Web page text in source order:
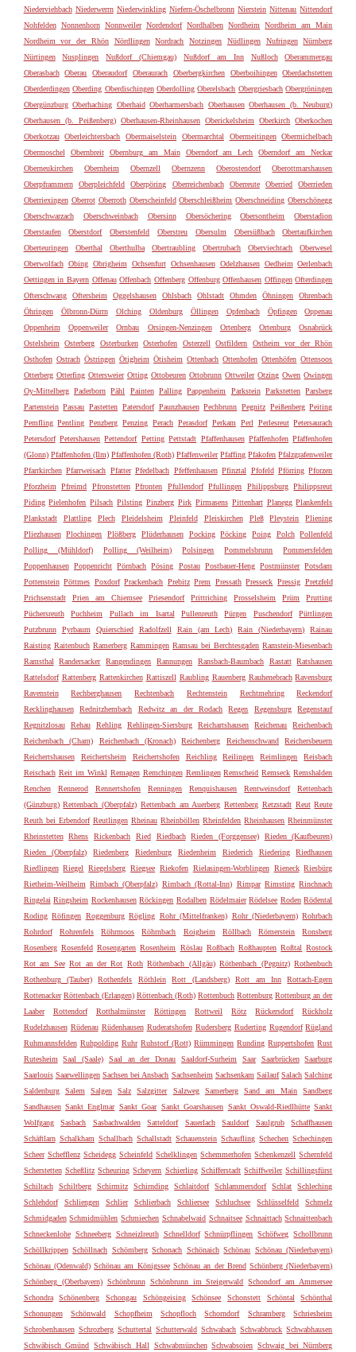
Niederviehbach Niederwerrn Niederwinkling Niefern-Öschelbronn Nierstein Nittenau Nittendorf
Nohfelden Nonnenhorn Nonnweiler Nordendorf Nordhalben Nordheim
Nordheim am Main
Nordheim vor der Rhön
Nördlingen Nordrach Notzingen Nüdlingen Nufringen
Nürnberg
Nürtingen
Nusplingen Nußdorf (Chiemgau) Nußdorf am Inn Nußloch
Oberammergau
Oberasbach
Oberau Oberaudorf Oberaurach Oberbergkirchen Oberboihingen
Oberdachstetten
Oberderdingen Oberding Oberdischingen Oberdolling Oberelsbach Obergriesbach Obergröningen
Obergünzburg Oberhaching Oberhaid Oberharmersbach Oberhausen Oberhausen (b. Neuburg)
Oberhausen (b. Peißenberg) Oberhausen-Rheinhausen Oberickelsheim Oberkirch Oberkochen
Oberkotzau
Oberleichtersbach Obermaiselstein Obermarchtal Obermeitingen
Obermichelbach
Obermoschel
Obernbreit Obernburg am Main Oberndorf am Lech
Oberndorf am Neckar
Oberneukirchen
Obernheim Obernzell Obernzenn Oberostendorf
Oberottmarshausen
Oberpframmern
Oberpleichfeld Oberpöring Oberreichenbach Oberreute Oberried
Oberrieden
Oberriexingen Oberrot Oberroth Oberscheinfeld Oberschleißheim Oberschneiding Oberschönegg
Oberschwarzach
Oberschweinbach Obersinn Obersöchering Obersontheim
Oberstadion
Oberstaufen
Oberstdorf Oberstenfeld Oberstreu Obersulm Obersüßbach
Obertaufkirchen
Oberteuringen
Oberthal Oberthulba Obertraubling Obertrubach Oberviechtach
Oberwesel
Oberwolfach Obing Obrigheim Ochsenfurt Ochsenhausen Odelzhausen Oedheim Oerlenbach
Oettingen in Bayern Offenau Offenbach Offenberg Offenburg Offenhausen Offingen Ofterdingen
Ofterschwang
Oftersheim Oggelshausen Ohlsbach Ohlstadt Ohmden Öhningen
Ohrenbach
Öhringen
Ölbronn-Dürrn Olching Oldenburg Öllingen Opfenbach Öpfingen
Oppenau
Oppenheim
Oppenweiler Ornbau Orsingen-Nenzingen Ortenberg Ortenburg
Osnabrück
Ostelsheim
Osterberg Osterburken Osterhofen Osterzell Ostfildern
Ostheim vor der Rhön
Osthofen Ostrach Östringen Ötigheim Ötisheim Ottenbach Ottenhofen Ottenhöfen Ottensoos
Otterberg Otterfing Ottersweier Otting Ottobeuren Ottobrunn Ottweiler Otzing Owen Owingen
Oy-Mittelberg Paderborn Pähl Painten Palling Pappenheim Parkstein Parkstetten Parsberg
Partenstein Passau Pastetten Patersdorf Paunzhausen Pechbrunn Pegnitz Peißenberg Peiting
Pemfling Pentling Penzberg Penzing Perach Perasdorf Perkam Perl Perlesreut Petersaurach
Petersdorf Petershausen Pettendorf Petting Pettstadt Pfaffenhausen Pfaffenhofen Pfaffenhofen
(Glonn) Pfaffenhofen (Ilm) Pfaffenhofen (Roth) Pfaffenweiler Pfaffing Pfakofen Pfalzgrafenweiler
Pfarrkirchen Pfarrweisach Pfatter Pfedelbach Pfeffenhausen Pfinztal Pfofeld Pförring Pforzen
Pforzheim
Pfreimd Pfronstetten Pfronten Pfullendorf Pfullingen Philippsburg Philippsreut
Piding Pielenhofen Pilsach Pilsting Pinzberg Pirk Pirmasens Pittenhart Planegg Plankenfels
Plankstadt
Plattling Plech Pleidelsheim Pleinfeld Pleiskirchen Pleß Pleystein
Pliening
Pliezhausen
Plochingen Plößberg Plüderhausen Pocking Pöcking Poing Polch
Pollenfeld
Polling (Mühldorf)
Polling (Weilheim) Polsingen Pommelsbrunn
Pommersfelden
Poppenhausen Poppenricht Pörnbach Pösing Postau Postbauer-Heng Postmünster Potsdam
Pottenstein Pöttmes Poxdorf Prackenbach Prebitz Prem Pressath Presseck Pressig Pretzfeld
Prichsenstadt
Prien am Chiemsee Priesendorf Prittriching Prosselsheim Prüm
Prutting
Püchersreuth
Puchheim Pullach im Isartal Pullenreuth Pürgen Puschendorf
Püttlingen
Putzbrunn
Pyrbaum Quierschied Radolfzell Rain (am Lech) Rain (Niederbayern)
Rainau
Raisting Raitenbuch Ramerberg Rammingen Ramsau bei Berchtesgaden Ramstein-Miesenbach
Ramsthal
Randersacker Rangendingen Rannungen Ransbach-Baumbach Rastatt
Ratshausen
Rattelsdorf Rattenberg Rattenkirchen Rattiszell Raubling Rauenberg Rauhenebrach Ravensburg
Ravenstein
Rechberghausen Rechtenbach Rechtenstein Rechtmehring
Reckendorf
Recklinghausen
Rednitzhembach Redwitz an der Rodach Regen Regensburg
Regenstauf
Regnitzlosau
Rehau Rehling Rehlingen-Siersburg Reichartshausen Reichenau
Reichenbach
Reichenbach (Cham)
Reichenbach (Kronach) Reichenberg Reichenschwand
Reichersbeuern
Reichertshausen
Reichertsheim Reichertshofen Reichling Reilingen Reimlingen
Reisbach
Reischach Reit im Winkl Remagen Remchingen Remlingen Remscheid Remseck Remshalden
Renchen
Rennerod Rennertshofen Renningen Renquishausen Rentweinsdorf
Rettenbach
(Günzburg) Rettenbach (Oberpfalz) Rettenbach am Auerberg Rettenberg Retzstadt Reut Reute
Reuth bei Erbendorf Reutlingen Rheinau Rheinböllen Rheinfelden Rheinhausen Rheinmünster
Rheinstetten
Rhens Rickenbach Ried Riedbach Rieden (Forggensee)
Rieden (Kaufbeuren)
Rieden (Oberpfalz)
Riedenberg Riedenburg Riedenheim Riederich Riedering
Riedhausen
Riedlingen Riegel Riegelsberg Riegsee Riekofen Rielasingen-Worblingen Rieneck Riesbürg
Rietheim-Weilheim Rimbach (Oberpfalz) Rimbach (Rottal-Inn) Rimpar Rimsting Rinchnach
Ringelai Ringsheim Rockenhausen Röckingen Rodalben Rödelmaier Rödelsee Roden Rödental
Roding Röfingen Roggenburg Rögling Rohr (Mittelfranken) Rohr (Niederbayern) Rohrbach
Rohrdorf
Rohrenfels Röhrmoos Röhrnbach Roigheim Röllbach Römerstein
Ronsberg
Rosenberg Rosenfeld Rosengarten Rosenheim Röslau Roßbach Roßhaupten Roßtal Rostock
Rot am See Rot an der Rot Roth Röthenbach (Allgäu) Röthenbach (Pegnitz) Rothenbuch
Rothenburg (Tauber)
Rothenfels Röthlein Rott (Landsberg) Rott am Inn
Rottach-Egern
Rottenacker Röttenbach (Erlangen) Röttenbach (Roth) Rottenbuch Rottenburg Rottenburg an der
Laaber
Rottendorf Rotthalmünster Röttingen Rottweil Rötz Rückersdorf
Rückholz
Rudelzhausen Rüdenau Rüdenhausen Ruderatshofen Rudersberg Ruderting Rugendorf Rügland
Ruhmannsfelden Ruhpolding Ruhr Ruhstorf (Rott) Rümmingen Runding Ruppertshofen Rust
Rutesheim
Saal (Saale) Saal an der Donau Saaldorf-Surheim Saar Saarbrücken
Saarburg
Saarlouis Saarwellingen Sachsen bei Ansbach Sachsenheim Sachsenkam Sailauf Salach Salching
Saldenburg
Salem Salgen Salz Salzgitter Salzweg Samerberg Sand am Main
Sandberg
Sandhausen Sankt Englmar Sankt Goar Sankt Goarshausen Sankt Oswald-Riedlhütte Sankt
Wolfgang
Sasbach Sasbachwalden Satteldorf Sauerlach Sauldorf Saulgrub
Schaffhausen
Schäftlarn Schalkham Schallbach Schallstadt Schauenstein Schaufling Schechen Schechingen
Scheer Schefflenz Scheidegg Scheinfeld Schelklingen Schemmerhofen Schenkenzell Schernfeld
Scherstetten Scheßlitz Scheuring Scheyern Schierling Schifferstadt Schiffweiler Schillingsfürst
Schiltach
Schiltberg Schirmitz Schirnding Schlaitdorf Schlammersdorf Schlat
Schleching
Schlehdorf
Schliengen Schlier Schlierbach Schliersee Schluchsee Schlüsselfeld
Schmelz
Schmidgaden Schmidmühlen Schmiechen Schnabelwaid Schnaitsee Schnaittach Schnaittenbach
Schneckenlohe Schneeberg Schneizlreuth Schnelldorf Schnürpflingen Schöfweg Schollbrunn
Schöllkrippen Schöllnach Schömberg Schonach Schönaich Schönau Schönau (Niederbayern)
Schönau (Odenwald) Schönau am Königssee Schönau an der Brend Schönberg (Niederbayern)
Schönberg (Oberbayern) Schönbrunn Schönbrunn im Steigerwald Schondorf am Ammersee
Schondra
Schönenberg Schongau Schöngeising Schönsee Schonstett Schöntal
Schönthal
Schonungen
Schönwald Schopfheim Schopfloch Schorndorf Schramberg
Schriesheim
Schrobenhausen Schrozberg Schuttertal Schutterwald Schwabach Schwabbruck Schwabhausen
Schwäbisch Gmünd Schwäbisch Hall Schwabmünchen Schwabsoien Schwaig bei Nürnberg